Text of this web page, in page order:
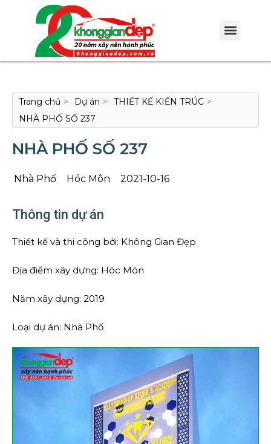
Trang chủ > Dự án > THIẾT KẾ KIẾN TRÚC >
NHÀ PHỐ SỐ 237
NHÀ PHỐ SỐ 237
Nhà Phố Hóc Môn 2021-10-16
Thông tin dự án
Thiết kế và thi công bởi: Không Gian Đẹp
Địa điểm xây dựng: Hóc Môn
Năm xây dựng: 2019
Loại dự án: Nhà Phố